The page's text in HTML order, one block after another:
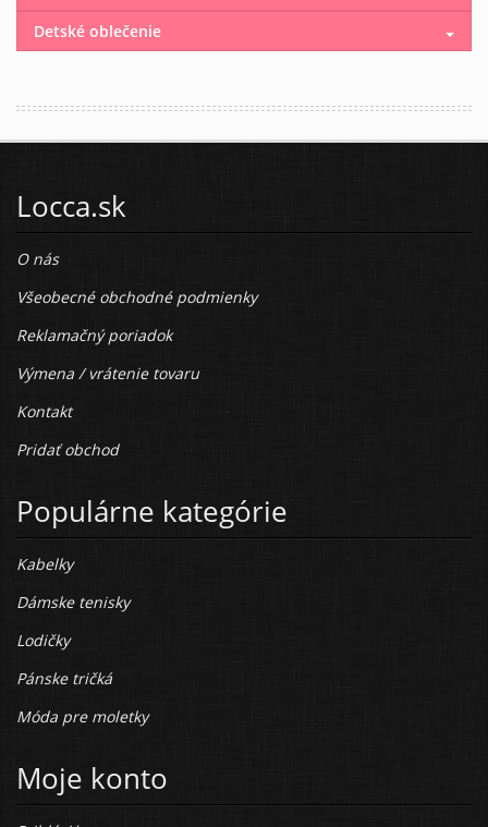
Detské oblečenie
Locca.sk
O nás
Všeobecné obchodné podmienky
Reklamačný poriadok
Výmena / vrátenie tovaru
Kontakt
Pridať obchod
Populárne kategórie
Kabelky
Dámske tenisky
Lodičky
Pánske tričká
Móda pre moletky
Moje konto